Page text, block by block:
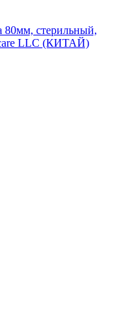
стерильный,
LLC (КИТАЙ)